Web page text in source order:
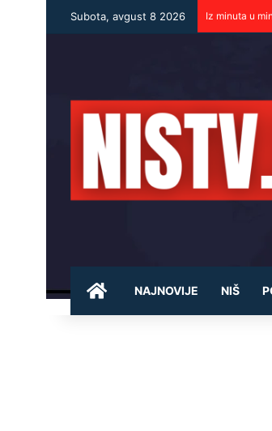
Subota, avgust 8 2026 Iz minuta u
POČETNA
NAJNOVIJE NIŠ